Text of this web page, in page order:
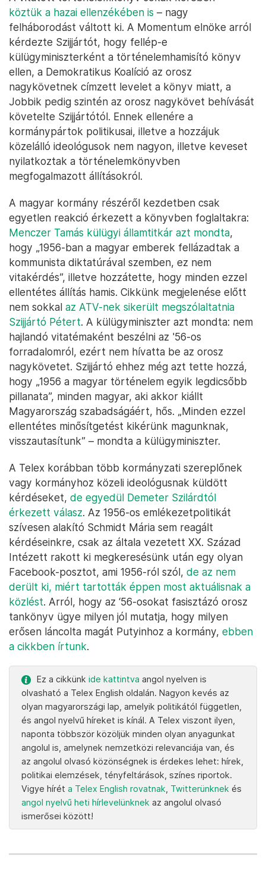
köztük a hazai ellenzékében is – nagy
felháborodást váltott ki. A Momentum elnöke arról
kérdezte Szijjártót, hogy fellép-e
külügyminiszterként a történelemhamisító könyv
ellen, a Demokratikus Koalíció az orosz
nagykövetnek címzett levelet a könyv miatt, a
Jobbik pedig szintén az orosz nagykövet behívását
követelte Szijjártótól. Ennek ellenére a
kormánypártok politikusai, illetve a hozzájuk
közelálló ideológusok nem nagyon, illetve keveset
nyilatkoztak a történelemkönyvben
megfogalmazott állításokról.
A magyar kormány részéről kezdetben csak
egyetlen reakció érkezett a könyvben foglaltakra:
Menczer Tamás külügyi államtitkár azt mondta,
hogy „1956-ban a magyar emberek fellázadtak a
kommunista diktatúrával szemben, ez nem
vitakérdés”, illetve hozzátette, hogy minden ezzel
ellentétes állítás hamis. Cikkünk megjelenése előtt
nem sokkal az ATV-nek sikerült megszólaltatnia
Szijjártó Pétert. A külügyminiszter azt mondta: nem
hajlandó vitatémaként beszélni az '56-os
forradalomról, ezért nem hívatta be az orosz
nagykövetet. Szijjártó ehhez még azt tette hozzá,
hogy „1956 a magyar történelem egyik legdicsőbb
pillanata”, minden magyar, aki akkor kiállt
Magyarország szabadságáért, hős. „Minden ezzel
ellentétes minősítgetést kikérünk magunknak,
visszautasítunk” – mondta a külügyminiszter.
A Telex korábban több kormányzati szereplőnek
vagy kormányhoz közeli ideológusnak küldött
kérdéseket, de egyedül Demeter Szilárdtól
érkezett válasz. Az 1956-os emlékezetpolitikát
szívesen alakító Schmidt Mária sem reagált
kérdéseinkre, csak az általa vezetett XX. Század
Intézett rakott ki megkeresésünk után egy olyan
Facebook-posztot, ami 1956-ról szól, de az nem
derült ki, miért tartották éppen most aktuálisnak a
közlést. Arról, hogy az ‘56-osokat fasisztázó orosz
tankönyv ügye milyen jól mutatja, hogy milyen
erősen láncolta magát Putyinhoz a kormány, ebben
a cikkben írtunk.
Ez a cikkünk ide kattintva angol nyelven is
olvasható a Telex English oldalán. Nagyon kevés az
olyan magyarországi lap, amelyik politikától független,
és angol nyelvű híreket is kínál. A Telex viszont ilyen,
naponta többször közöljük minden olyan anyagunkat
angolul is, amelynek nemzetközi relevanciája van, és
az angolul olvasó közönségnek is érdekes lehet: hírek,
politikai elemzések, tényfeltárások, színes riportok.
Vigye hírét a Telex English rovatnak Twitterünknek és
angol nyelvű heti hírlevelünknek az angolul olvasó
ismerősei között!